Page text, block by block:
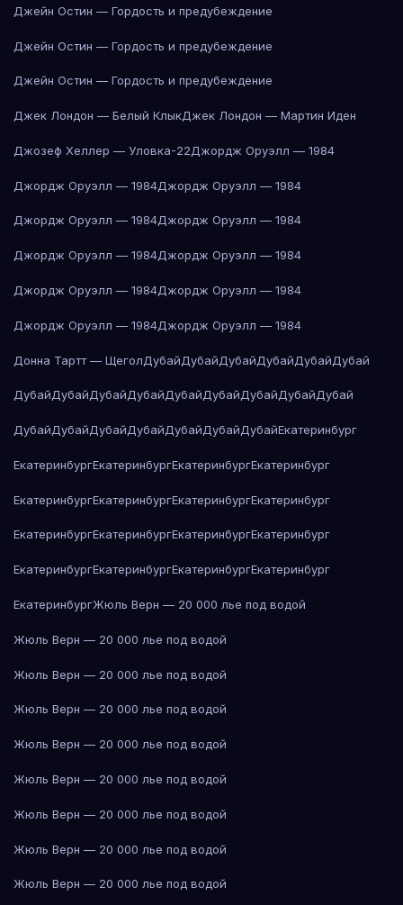
Джейн Остин — Гордость и предубеждение
Джейн Остин — Гордость и предубеждение
Джейн Остин — Гордость и предубеждение
Джек Лондон — Белый КлыкДжек Лондон — Мартин Иден
Джозеф Хеллер — Уловка-22Джордж Оруэлл — 1984
Джордж Оруэлл — 1984Джордж Оруэлл — 1984
Джордж Оруэлл — 1984Джордж Оруэлл — 1984
Джордж Оруэлл — 1984Джордж Оруэлл — 1984
Джордж Оруэлл — 1984Джордж Оруэлл — 1984
Джордж Оруэлл — 1984Джордж Оруэлл — 1984
Донна Тартт — ЩеголДубайДубайДубайДубайДубайДубай
ДубайДубайДубайДубайДубайДубайДубайДубайДубай
ДубайДубайДубайДубайДубайДубайДубайЕкатеринбург
ЕкатеринбургЕкатеринбургЕкатеринбургЕкатеринбург
ЕкатеринбургЕкатеринбургЕкатеринбургЕкатеринбург
ЕкатеринбургЕкатеринбургЕкатеринбургЕкатеринбург
ЕкатеринбургЕкатеринбургЕкатеринбургЕкатеринбург
ЕкатеринбургЖюль Верн — 20 000 лье под водой
Жюль Верн — 20 000 лье под водой
Жюль Верн — 20 000 лье под водой
Жюль Верн — 20 000 лье под водой
Жюль Верн — 20 000 лье под водой
Жюль Верн — 20 000 лье под водой
Жюль Верн — 20 000 лье под водой
Жюль Верн — 20 000 лье под водой
Жюль Верн — 20 000 лье под водой